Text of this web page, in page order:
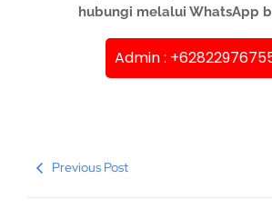
hubungi melalui WhatsApp
Admin :
Previous Post